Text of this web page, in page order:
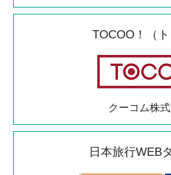
TOCOO！（ト
クーコム株
日本旅行WEB